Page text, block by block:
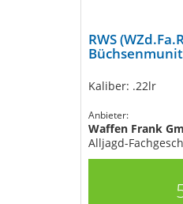
RWS
Kaliber: .22lr
Anbieter:
Waffen Frank
Alljagd-